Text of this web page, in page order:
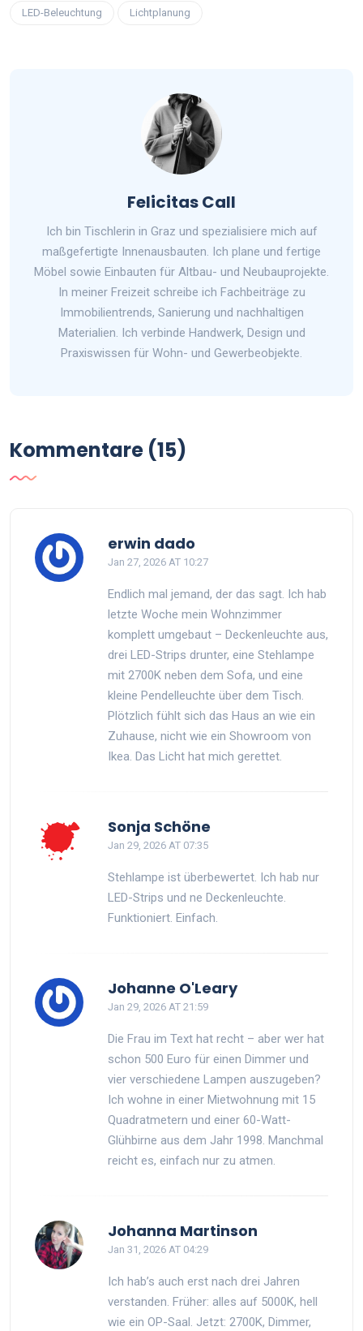
LED-Beleuchtung Lichtplanung
Felicitas Call
Ich bin Tischlerin in Graz und spezialisiere mich auf
maßgefertigte Innenausbauten. Ich plane und fertige
Möbel sowie Einbauten für Altbau- und Neubauprojekte.
In meiner Freizeit schreibe ich Fachbeiträge zu
Immobilientrends, Sanierung und nachhaltigen
Materialien. Ich verbinde Handwerk, Design und
Praxiswissen für Wohn- und Gewerbeobjekte.
Kommentare (15)
erwin dado
Jan 27, 2026 AT 10:27
Endlich mal jemand, der das sagt. Ich hab
letzte Woche mein Wohnzimmer
komplett umgebaut – Deckenleuchte aus,
drei LED-Strips drunter, eine Stehlampe
mit 2700K neben dem Sofa, und eine
kleine Pendelleuchte über dem Tisch.
Plötzlich fühlt sich das Haus an wie ein
Zuhause, nicht wie ein Showroom von
Ikea. Das Licht hat mich gerettet.
Sonja Schöne
Jan 29, 2026 AT 07:35
Stehlampe ist überbewertet. Ich hab nur
LED-Strips und ne Deckenleuchte.
Funktioniert. Einfach.
Johanne O'Leary
Jan 29, 2026 AT 21:59
Die Frau im Text hat recht – aber wer hat
schon 500 Euro für einen Dimmer und
vier verschiedene Lampen auszugeben?
Ich wohne in einer Mietwohnung mit 15
Quadratmetern und einer 60-Watt-
Glühbirne aus dem Jahr 1998. Manchmal
reicht es, einfach nur zu atmen.
Johanna Martinson
Jan 31, 2026 AT 04:29
Ich hab’s auch erst nach drei Jahren
verstanden. Früher: alles auf 5000K, hell
wie ein OP-Saal. Jetzt: 2700K, Dimmer,